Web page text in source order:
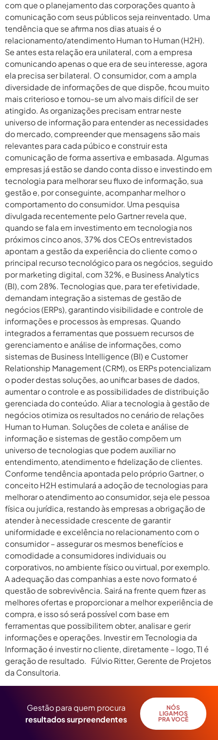
com que o planejamento das corporações quanto à
comunicação com seus públicos seja reinventado. Uma
tendência que se afirma nos dias atuais é o
relacionamento/atendimento Human to Human (H2H).
Se antes esta relação era unilateral, com a empresa
comunicando apenas o que era de seu interesse, agora
ela precisa ser bilateral. O consumidor, com a ampla
diversidade de informações de que dispõe, ficou muito
mais criterioso e tornou-se um alvo mais difícil de ser
atingido. As organizações precisam entrar neste
universo de informação para entender as necessidades
do mercado, compreender que mensagens são mais
relevantes para cada púbico e construir esta
comunicação de forma assertiva e embasada. Algumas
empresas já estão se dando conta disso e investindo em
tecnologia para melhorar seu fluxo de informação, sua
gestão e, por conseguinte, acompanhar melhor o
comportamento do consumidor. Uma pesquisa
divulgada recentemente pelo Gartner revela que,
quando se fala em investimento em tecnologia nos
próximos cinco anos, 37% dos CEOs entrevistados
apontam a gestão da experiência do cliente como o
principal recurso tecnológico para os negócios, seguido
por marketing digital, com 32%, e Business Analytics
(BI), com 28%. Tecnologias que, para ter efetividade,
demandam integração a sistemas de gestão de
negócios (ERPs), garantindo visibilidade e controle de
informações e processos às empresas. Quando
integrados a ferramentas que possuem recursos de
gerenciamento e análise de informações, como
sistemas de Business Intelligence (BI) e Customer
Relationship Management (CRM), os ERPs potencializam
o poder destas soluções, ao unificar bases de dados,
aumentar o controle e as possibilidades de distribuição
gerenciada do conteúdo. Aliar a tecnologia à gestão de
negócios otimiza os resultados no cenário de relações
Human to Human. Soluções de coleta e análise de
informação e sistemas de gestão compõem um
universo de tecnologias que podem auxiliar no
entendimento, atendimento e fidelização de clientes.
Conforme tendência apontada pelo próprio Gartner, o
conceito H2H estimulará a adoção de tecnologias para
melhorar o atendimento ao consumidor, seja ele pessoa
física ou jurídica, restando às empresas a obrigação de
atender à necessidade crescente de garantir
uniformidade e excelência no relacionamento com o
consumidor – assegurar os mesmos benefícios e
comodidade a consumidores individuais ou
corporativos, no ambiente físico ou virtual, por exemplo.
A adequação das companhias a este novo formato é
questão de sobrevivência. Sairá na frente quem fizer as
melhores ofertas e proporcionar a melhor experiência de
compra, e isso só será possível com base em
ferramentas que possibilitem obter, analisar e gerir
informações e operações. Investir em Tecnologia da
Informação é investir no cliente, diretamente – logo, TI é
geração de resultado. Fúlvio Ritter, Gerente de Projetos
da Consultoria.
Gestão para quem procura
resultados surpreendentes
NÓS
LIGAMOS
PRA VOCÊ